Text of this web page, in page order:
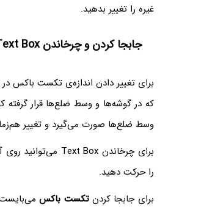
غیره را تغییر بدهید.
جابجا کردن و چرخاندن Text Box در ورد
برای تغییر دادن اندازه‌ی تکست باکس
که در گوشه‌ها و وسط ضلع‌ها قرار گرفته
وسط ضلع‌ها صورت می‌گیرد و تغییر
برای چرخاندن Text Box می‌توانید روی آیکون چرخش که بالای کادر متنی نمایان می‌شود، کلیک کرده و
را حرکت دهید.
برای جابجا کردنتکست باکسمی‌بایست